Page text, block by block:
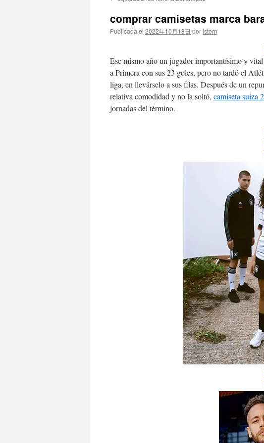
contenido
comprar camisetas marca
Publicada el 2022年10月18日 poristern
Ese mismo año un jugador importantísimo y
a Primera con sus 23 goles, pero no tardó el
liga, en llevárselo a sus filas. Después de un
relativa comodidad y no la soltó, camiseta suiza
jornadas del término.